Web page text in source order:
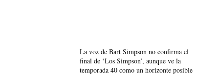
La voz de Bart Simpson no confirma el
final de ‘Los Simpson’, aunque ve la
temporada 40 como un horizonte posible